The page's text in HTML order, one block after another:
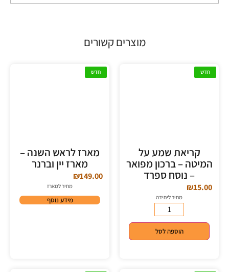
מוצרים קשורים
חדש
קריאת שמע על
המיטה – ברכון מפואר
– נוסח ספרד
₪15.00
מחיר ליחידה
הוספה לסל
חדש
מארז לראש השנה –
מארז יין וברנר
₪149.00
מחיר למארז
מידע נוסף